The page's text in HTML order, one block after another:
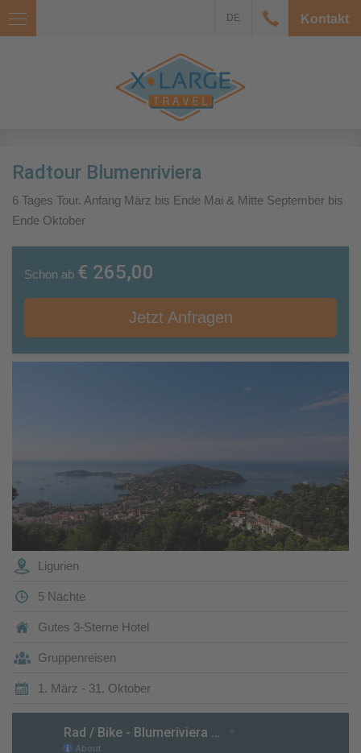
Kontakt
DE
Radtour Blumenriviera
6 Tages Tour. Anfang März bis Ende Mai & Mitte September bis
Ende Oktober
Schon ab € 265,00
Jetzt Anfragen
Ligurien
5 Nächte
Gutes 3-Sterne Hotel
Gruppenreisen
1. März - 31. Oktober